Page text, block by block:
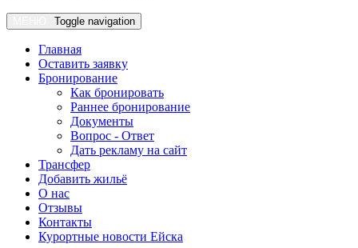
Toggle navigation
Главная
Оставить заявку
Бронирование
Как бронировать
Раннее бронирование
Документы
Вопрос - Ответ
Дать рекламу на сайт
Трансфер
Добавить жильё
О нас
Отзывы
Контакты
Курортные новости Ейска